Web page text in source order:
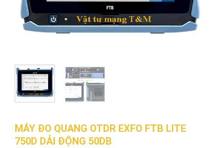
MÁY ĐO QUANG OTDR EXFO FTB LITE
750D DẢI ĐỘNG 50DB